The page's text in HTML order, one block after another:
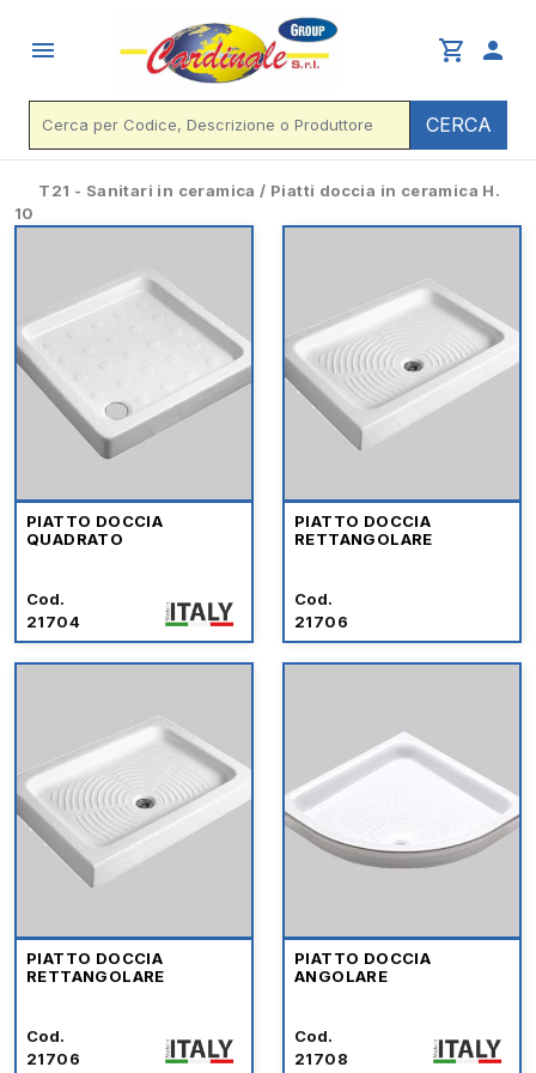
menu shopping_cart person
CERCA
T21 - Sanitari in ceramica / Piatti doccia in ceramica H.
10
PIATTO DOCCIA
QUADRATO
Cod.
21704
PIATTO DOCCIA
RETTANGOLARE
Cod.
21706
PIATTO DOCCIA
RETTANGOLARE
Cod.
21706
PIATTO DOCCIA
ANGOLARE
Cod.
21708